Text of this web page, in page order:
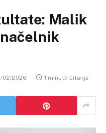
Malik
02/2026 1 minuta čitanja